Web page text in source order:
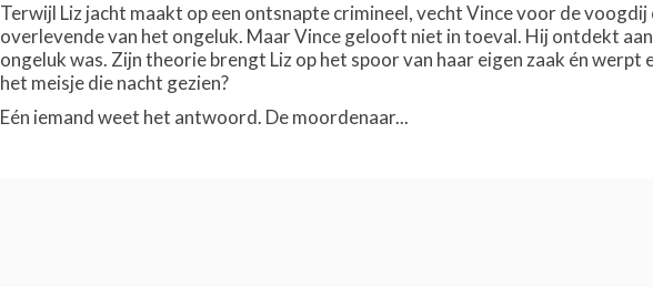
Terwijl Liz jacht maakt op een ontsnapte crimineel, vecht Vince voor de
overlevende van het ongeluk. Maar Vince gelooft niet in toeval. Hij ontdekt
ongeluk was. Zijn theorie brengt Liz op het spoor van haar eigen zaak én
het meisje die nacht gezien?
Eén iemand weet het antwoord. De moordenaar...